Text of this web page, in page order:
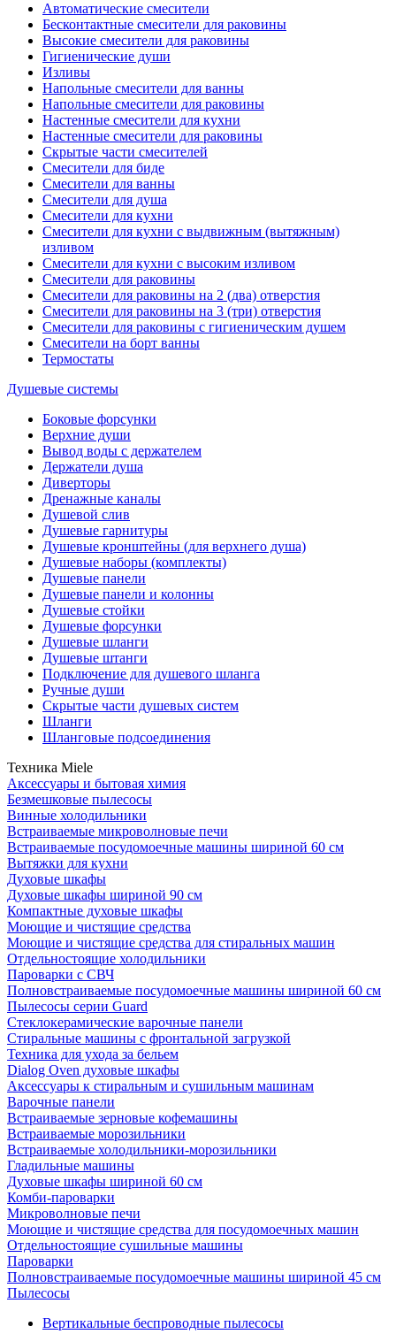
Автоматические смесители
Бесконтактные смесители для раковины
Высокие смесители для раковины
Гигиенические души
Изливы
Напольные смесители для ванны
Напольные смесители для раковины
Настенные смесители для кухни
Настенные смесители для раковины
Скрытые части смесителей
Смесители для биде
Смесители для ванны
Смесители для душа
Смесители для кухни
Смесители для кухни с выдвижным (вытяжным)
изливом
Смесители для кухни с высоким изливом
Смесители для раковины
Смесители для раковины на 2 (два) отверстия
Смесители для раковины на 3 (три) отверстия
Смесители для раковины с гигиеническим душем
Смесители на борт ванны
Термостаты
Душевые системы
Боковые форсунки
Верхние души
Вывод воды с держателем
Держатели душа
Диверторы
Дренажные каналы
Душевой слив
Душевые гарнитуры
Душевые кронштейны (для верхнего душа)
Душевые наборы (комплекты)
Душевые панели
Душевые панели и колонны
Душевые стойки
Душевые форсунки
Душевые шланги
Душевые штанги
Подключение для душевого шланга
Ручные души
Скрытые части душевых систем
Шланги
Шланговые подсоединения
Техника Miele
Аксессуары и бытовая химия
Безмешковые пылесосы
Винные холодильники
Встраиваемые микроволновые печи
Встраиваемые посудомоечные машины шириной 60 см
Вытяжки для кухни
Духовые шкафы
Духовые шкафы шириной 90 см
Компактные духовые шкафы
Моющие и чистящие средства
Моющие и чистящие средства для стиральных машин
Отдельностоящие холодильники
Пароварки с СВЧ
Полновстраиваемые посудомоечные машины шириной 60 см
Пылесосы серии Guard
Стеклокерамические варочные панели
Стиральные машины с фронтальной загрузкой
Техника для ухода за бельем
Dialog Oven духовые шкафы
Аксессуары к стиральным и сушильным машинам
Варочные панели
Встраиваемые зерновые кофемашины
Встраиваемые морозильники
Встраиваемые холодильники-морозильники
Гладильные машины
Духовые шкафы шириной 60 см
Комби-пароварки
Микроволновые печи
Моющие и чистящие средства для посудомоечных машин
Отдельностоящие сушильные машины
Пароварки
Полновстраиваемые посудомоечные машины шириной 45 см
Пылесосы
Вертикальные беспроводные пылесосы